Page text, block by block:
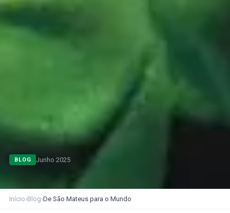
BLOG Junho 2025
Início›Blog›De São Mateus para o Mundo